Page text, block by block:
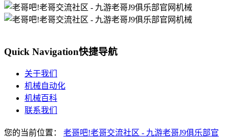
Quick Navigation快捷导航
关于我们
机械自动化
机械百科
联系我们
您的当前位置： 老哥吧!老哥交流社区 - 九游老哥J9俱乐部官